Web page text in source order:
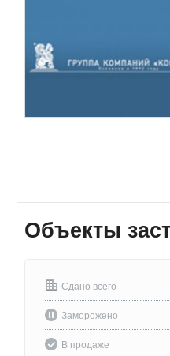
Объекты
Сдано всего
Заморожено
В продаже